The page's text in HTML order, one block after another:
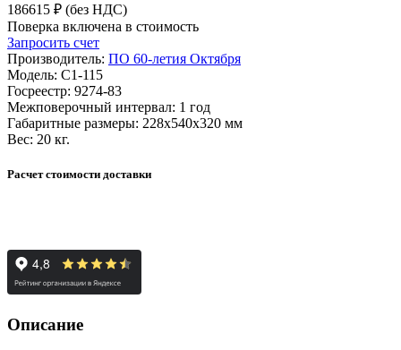
186615 ₽ (без НДС)
Поверка включена в стоимость
Запросить счет
Производитель: ПО 60-летия Октября
Модель: С1-115
Госреестр: 9274-83
Межповерочный интервал: 1 год
Габаритные размеры: 228х540х320 мм
Вес: 20 кг.
Расчет стоимости доставки
Описание